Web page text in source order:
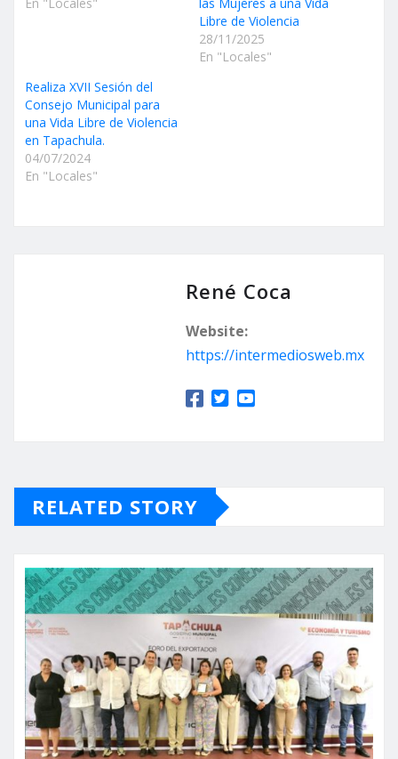
En "Locales"
las Mujeres a una Vida
Libre de Violencia
28/11/2025
En "Locales"
Realiza XVII Sesión del
Consejo Municipal para
una Vida Libre de Violencia
en Tapachula.
04/07/2024
En "Locales"
René Coca
Website:
https://intermediosweb.mx
RELATED STORY